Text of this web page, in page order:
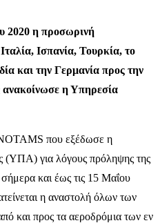
2020 η προσωρινή
Ισπανία, Τουρκία, το
και την Γερμανία προς την
η Υπηρεσία
ΝΟΤΑΜS που εξέδωσε η
(ΥΠΑ) για λόγους πρόληψης της
και έως τις 15 Μαΐου
η αναστολή όλων των
και προς τα αεροδρόμια των εν